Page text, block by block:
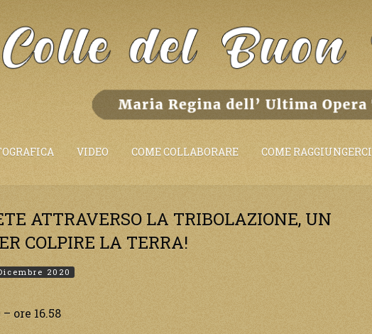
VIDEO COME COLLABORARE COME RAGGIUNGERCI
ATTRAVERSO LA TRIBOLAZIONE, UN
COLPIRE LA TERRA!
2020
ore 16.58